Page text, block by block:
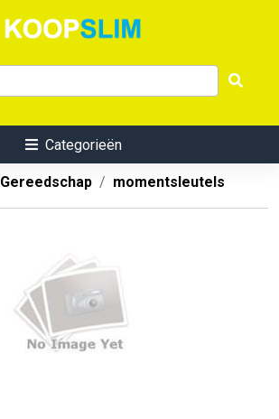
Categorieën
Gereedschap momentsleutels